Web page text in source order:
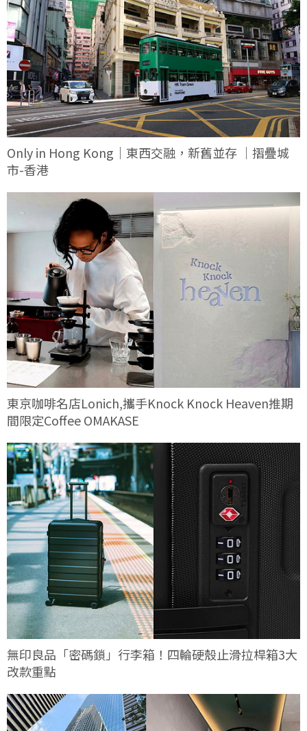
Only in Hong Kong｜東西交融，新舊並存 ｜摺疊城
市-香港
東京咖啡名店Lonich,攜手Knock Knock Heaven推期
間限定Coffee OMAKASE
無印良品「密碼鎖」行李箱！四輪硬殼止滑拉桿箱3大
改款重點